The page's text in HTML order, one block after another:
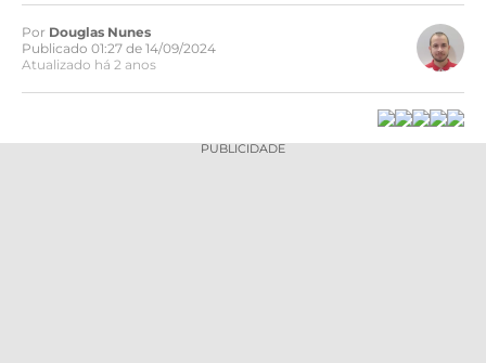
Por Douglas Nunes
Publicado 01:27 de 14/09/2024
Atualizado há 2 anos
PUBLICIDADE